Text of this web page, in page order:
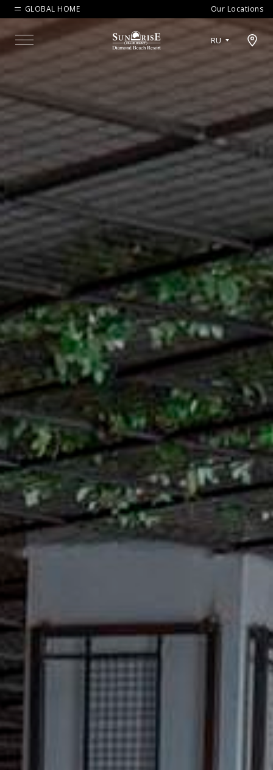
GLOBAL HOME Our Locations
Menu
RU
Open map modal